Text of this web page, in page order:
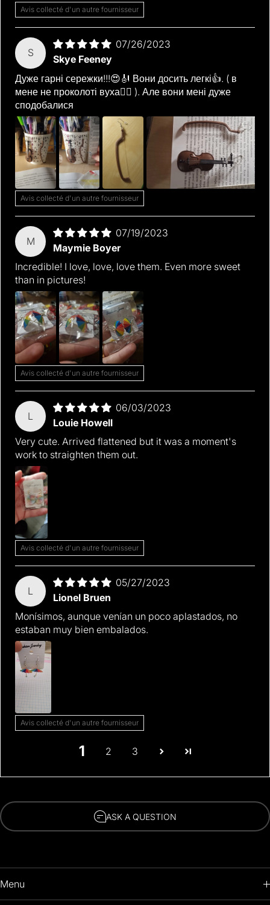
Avis collecté d'un autre fournisseur
S
07/26/2023
Skye Feeney
Дуже гарні сережки!!!😍🎻 Вони досить легкі👍. ( в
мене не проколоті вуха👍🏿 ). Але вони мені дуже
сподобалися
Avis collecté d'un autre fournisseur
M
07/19/2023
Maymie Boyer
Incredible! I love, love, love them. Even more sweet
than in pictures!
Avis collecté d'un autre fournisseur
L
06/03/2023
Louie Howell
Very cute. Arrived flattened but it was a moment's
work to straighten them out.
Avis collecté d'un autre fournisseur
L
05/27/2023
Lionel Bruen
Monísimos, aunque venían un poco aplastados, no
estaban muy bien embalados.
Avis collecté d'un autre fournisseur
1 2 3
ASK A QUESTION
Menu